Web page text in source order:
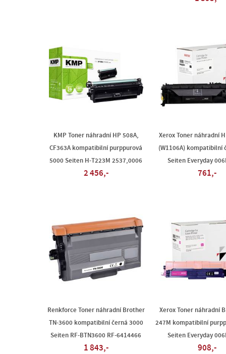
KMP Toner náhradní HP 508A,
CF363A kompatibilní purppurová
5000 Seiten H-T223M 2537,0006
2 456,-
Xerox Toner náhradní
(W1106A) kompatibilní
Seiten Everyday
761,-
Renkforce Toner náhradní Brother
TN-3600 kompatibilní černá 3000
Seiten RF-BTN3600 RF-6414466
1 843,-
Xerox Toner náhradní
247M kompatibilní
Seiten Everyday
908,-